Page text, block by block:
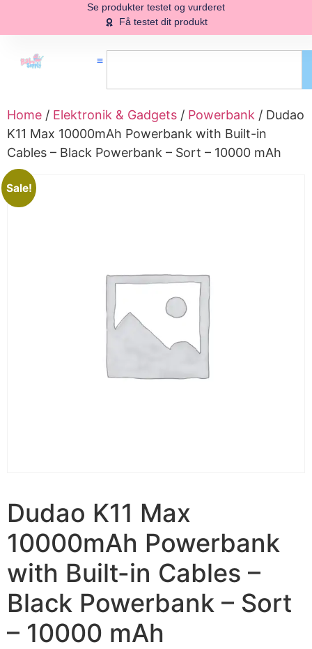
Se produkter testet og vurderet
Få testet dit produkt
Home / Elektronik & Gadgets / Powerbank / Dudao
K11 Max 10000mAh Powerbank with Built-in
Cables – Black Powerbank – Sort – 10000 mAh
Sale!
Dudao K11 Max
10000mAh Powerbank
with Built-in Cables –
Black Powerbank – Sort
– 10000 mAh